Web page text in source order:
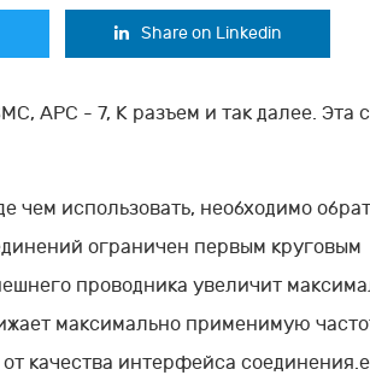
Share on Linkedin
APC - 7, K разъем и так далее. Эта
чем использовать, необходимо
ограничен первым круговым
проводника увеличит
максимально применимую
качества интерфейса